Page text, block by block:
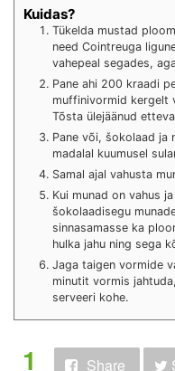
Kuidas?
Tükelda mustad
need Cointreuga
vahepeal segades,
Pane ahi 200 kraadi
muffinivormid kergelt
Tõsta ülejäänud
Pane või, šokolaad ja
madalal kuumusel
Samal ajal vahusta
Kui munad on vahus
šokolaadisegu
sinnasamasse ka
hulka jahu ning sega
Jaga taigen vormide
minutit vormis
serveeri kohe.
1 Share